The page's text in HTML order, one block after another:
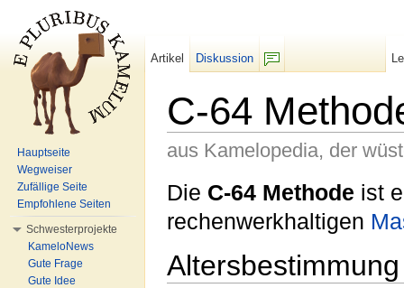
C-64
aus Kamelopedia, der
Die C-64 Methode ist
rechenwerkhaltigen
Artikel
Diskussion
Hauptseite
Wegweiser
Zufällige Seite
Empfohlene Seiten
Schwesterprojekte
KameloNews
Gute Frage
Gute Idee